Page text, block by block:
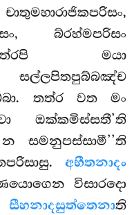
බ්රහ්මපරිසං
මයා
තත්ර වත මං
ඔක්කමිස්සතී’ති
සමනුපස්සාමී’’ති
අභීතනාදං
විසාරදො
සීහනාදසුත්තෙනාති